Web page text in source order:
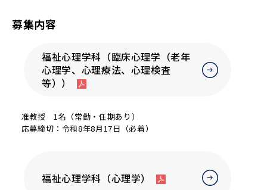
募集内容
福祉心理学科（臨床心理学（老年
心理学、心理療法、心理検査
等））
准教授 1名（常勤・任期あり）
応募締切：令和8年8月17日（必着）
福祉心理学科（心理学）